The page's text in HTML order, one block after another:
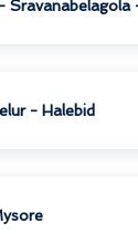
Sravanabelagola
- Halebid